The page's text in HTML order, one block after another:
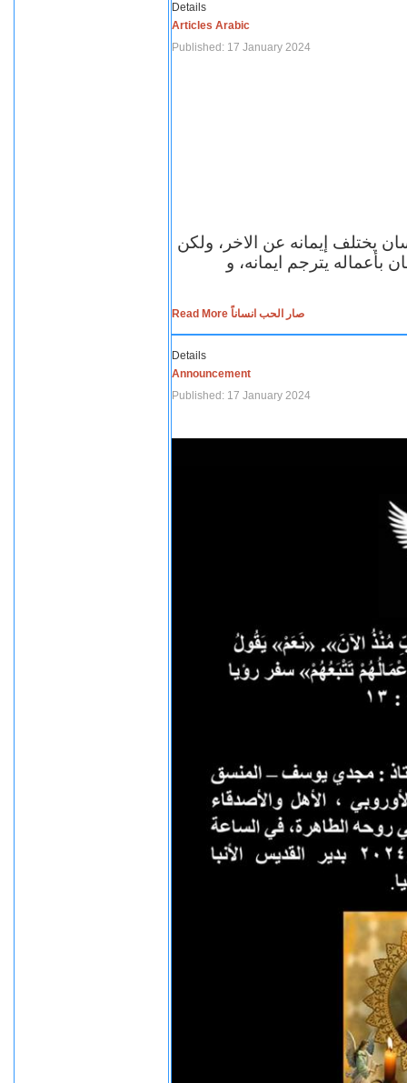
Details
Articles Arabic
Published: 17 January 2024
يختلف إيمانه عن الاخر، ولكن
بأعماله يترجم ايمانه، و
Read More صار الحب انساناً
Details
Announcement
Published: 17 January 2024